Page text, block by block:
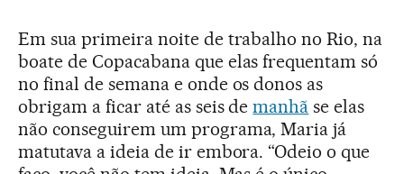
Em sua primeira noite de trabalho no Rio, na
boate de Copacabana que elas frequentam só
no final de semana e onde os donos as
obrigam a ficar até as seis demanhã se elas
não conseguirem um programa, Maria já
matutava a ideia de ir embora. “Odeio o que